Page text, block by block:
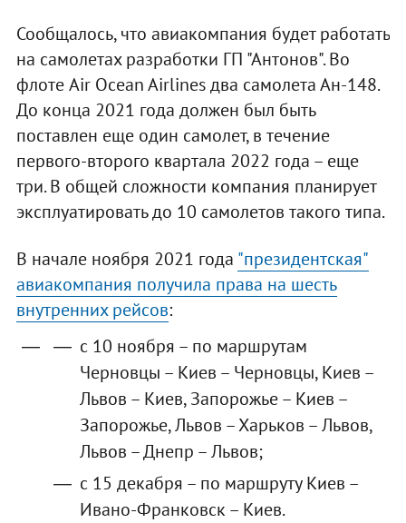
Сообщалось, что авиакомпания будет работать
на самолетах разработки ГП "Антонов". Во
флоте Air Ocean Airlines два самолета Ан-148.
До конца 2021 года должен был быть
поставлен еще один самолет, в течение
первого-второго квартала 2022 года – еще
три. В общей сложности компания планирует
эксплуатировать до 10 самолетов такого типа.
В начале ноября 2021 года "президентская"
авиакомпания получила права на шесть
внутренних рейсов:
с 10 ноября – по маршрутам
Черновцы – Киев – Черновцы, Киев –
Львов – Киев, Запорожье – Киев –
Запорожье, Львов – Харьков – Львов,
Львов – Днепр – Львов;
с 15 декабря – по маршруту Киев –
Ивано-Франковск – Киев.